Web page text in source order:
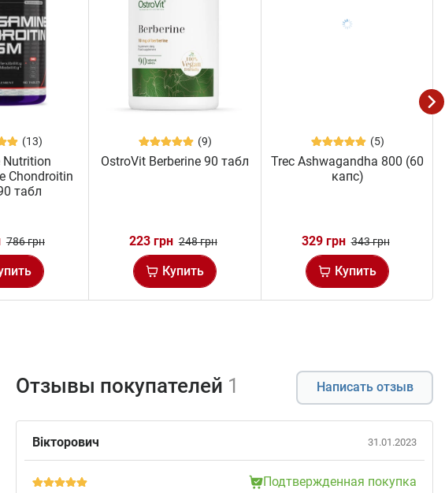
(13)
Nutrition
Chondroitin
табл
786 грн
(9)
OstroVit Berberine 90 табл
223 грн 248 грн
Купить
(5)
Trec Ashwagandha 800 (60
капс)
329 грн 343 грн
Купить
Отзывы покупателей 1 Написать отзыв
Вікторович 31.01.2023
Подтвержденная покупка